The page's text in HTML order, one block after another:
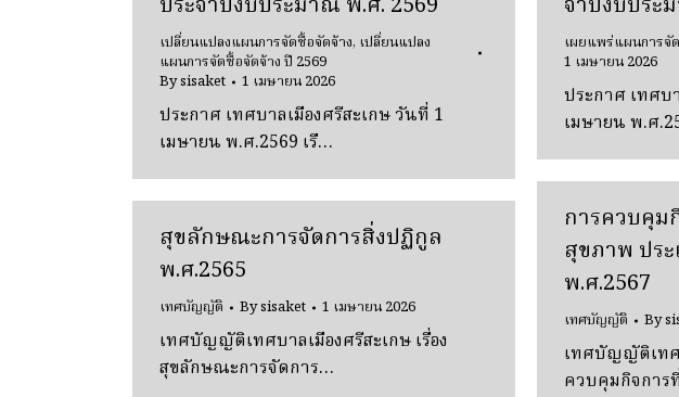
เปลี่ยนแปลงแผนการจัดซื้อจัดจ้าง, เปลี่ยนแปลง
แผนการจัดซื้อจัดจ้าง ปี 2569
Bysisaket 1 เมษายน 2026
ประกาศ เทศบาลเมืองศรีสะเกษ วันที่ 1
เมษายน พ.ศ.2569 เรื…
เผยแพร่แผนการจั
1 เมษายน 2026
ประกาศ เทศบ
เมษายน พ.ศ
การควบคุม
สุขภาพ ปร
พ.ศ.2567
เทศบัญญัติ By
เทศบัญญัติเทศ
ควบคุมกิจกา
สุขลักษณะการจัดการสิ่งปฏิกูล
พ.ศ.2565
เทศบัญญัติ Bysisaket 1 เมษายน 2026
เทศบัญญัติเทศบาลเมืองศรีสะเกษ เรื่อง
สุขลักษณะการจัดการ…